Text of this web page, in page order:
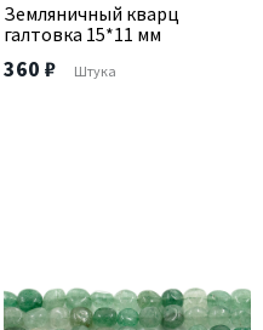
Земляничный кварц
галтовка 15*11 мм
360 ₽ Штука